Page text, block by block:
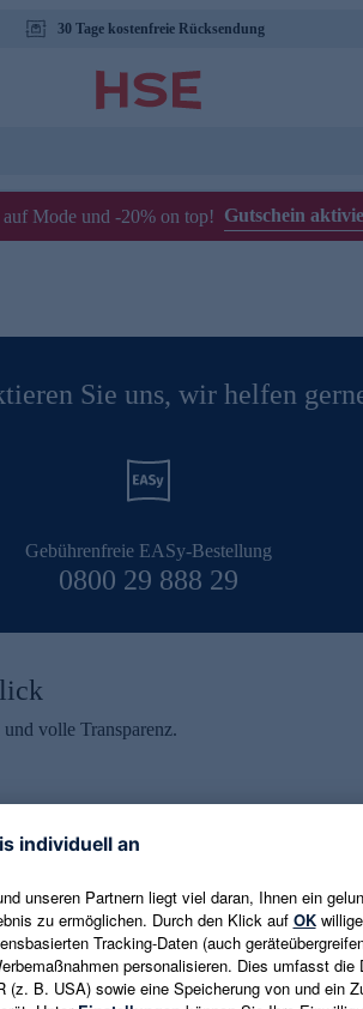
30 Tage kostenfreie Rücksendung
Mode und -20% on top! Gutschein
Sie uns, wir helfen
Gebührenfreie EASy-Bestellung
0800 29 888 29
volle Transparenz.
Trends,
jederzeit in
E-Mail-Adresse eingeben
Es gelten die